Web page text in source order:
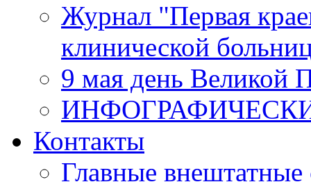
Журнал "Первая
клинической
9 мая день Великой
Контакты
Главные внештатные